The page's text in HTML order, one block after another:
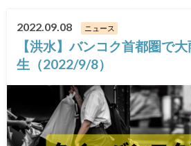
2022.09.08 ニュース
【洪水】バンコク首都圏で
生（2022/9/8）